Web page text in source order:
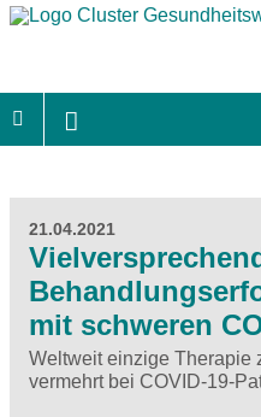
21.04.2021
mit schweren
Weltweit einzige Therapie
vermehrt bei COVID-19-